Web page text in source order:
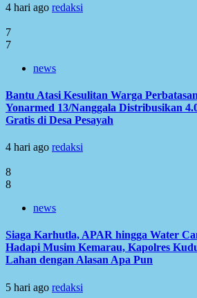
4 hari ago redaksi
7
7
news
Bantu Atasi Kesulitan Warga
Yonarmed 13/Nanggala Distribusikan
Gratis di Desa Pesayah
4 hari ago redaksi
8
8
news
Siaga Karhutla, APAR hingga Water
Hadapi Musim Kemarau, Kapolres
Lahan dengan Alasan Apa Pun
5 hari ago redaksi